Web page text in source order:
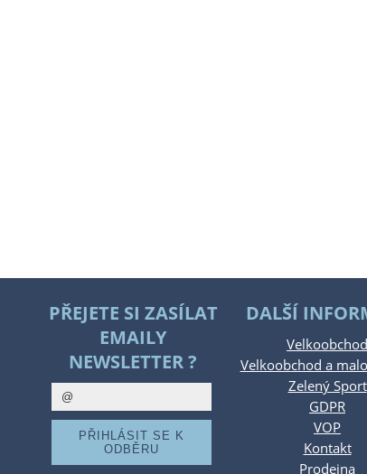
PŘEJETE SI ZASÍLAT
EMAILY
NEWSLETTER ?
DALŠÍ
Velkoobchod
Velkoobchod a
Zelený Sport
GDPR
VOP
Kontakt
Prodejna